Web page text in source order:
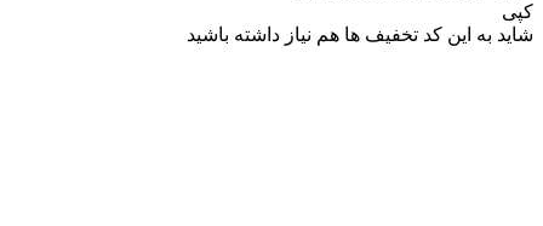
کپی
شاید به این کد تخفیف ها هم نیاز داشته باشید